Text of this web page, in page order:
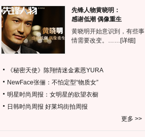
先锋人物黄晓明：
感谢低潮 偶像重生
黄晓明开始意识到，有些事
情需要改变。…… [详细]
《秘密天使》陈翔情迷金素恩YURA
NewFace张俪：不怕定型“物质女”
明星时尚周报：女明星的欲望衣橱
日韩时尚周报 好莱坞街拍周报
更多 >>